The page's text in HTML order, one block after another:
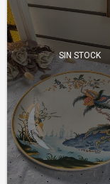
SIN STOCK